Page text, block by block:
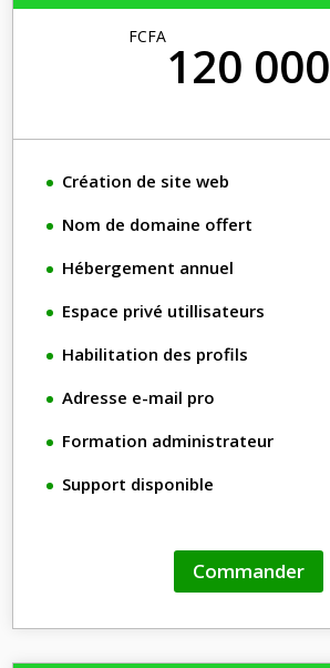
FCFA120 000
Création de site web
Nom de domaine offert
Hébergement annuel
Espace privé utillisateurs
Habilitation des profils
Adresse e-mail pro
Formation administrateur
Support disponible
Commander